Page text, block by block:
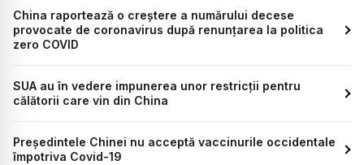
China raportează o creștere a numărului decese
provocate de coronavirus după renunțarea la politica
zero COVID
SUA au în vedere impunerea unor restricții pentru
călătorii care vin din China
Președintele Chinei nu acceptă vaccinurile occidentale
împotriva Covid-19